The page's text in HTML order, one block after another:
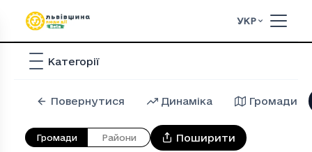
УКР
Категорії
Повернутися Динаміка Громади
Громади Райони Поширити